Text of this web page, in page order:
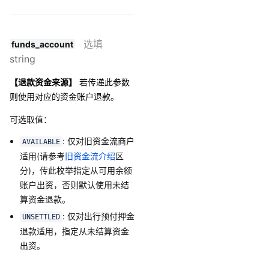
funds_account
选填
string
【退款资金来源】
若传递此参数
则使用对应的资金账户退款。
可选取值：
AVAILABLE : 仅对旧资金流商户
适用(请参考旧资金流介绍区
分)，传此枚举指定从可用余额
账户出资， 否则默认使用未结
算资金退款。
UNSETTLED : 仅对出行预付押金
退款适用，指定从未结算资金
出资。